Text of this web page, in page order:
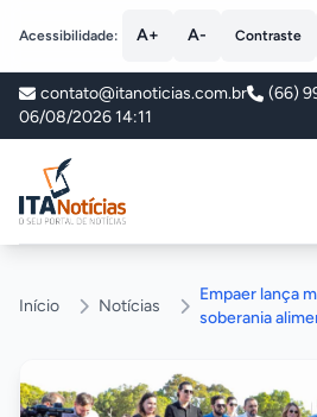
Acessibilidade: A+ A- Contraste
contato@itanoticias.com.br
(66)
06/08/2026 14:11
ITA Notícias
Início Notícias
Empaer lança
soberania